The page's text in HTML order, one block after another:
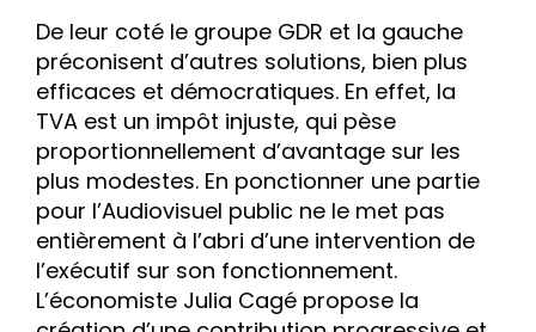
De leur coté le groupe GDR et la gauche
préconisent d’autres solutions, bien plus
efficaces et démocratiques. En effet, la
TVA est un impôt injuste, qui pèse
proportionnellement d’avantage sur les
plus modestes. En ponctionner une partie
pour l’Audiovisuel public ne le met pas
entièrement à l’abri d’une intervention de
l’exécutif sur son fonctionnement.
L’économiste Julia Cagé propose la